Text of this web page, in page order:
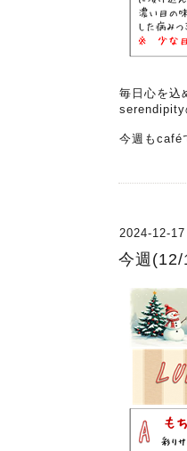
毎日心を込
serendipity
今週もcafé
2024-12-
今週(12/